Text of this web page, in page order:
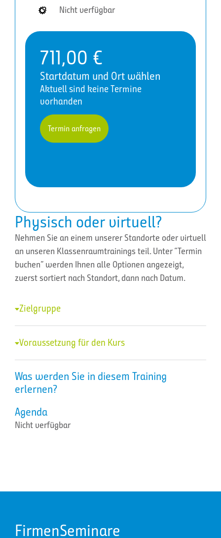
Physisch oder virtuell?
Nehmen Sie an einem unserer Standorte oder virtuell
an unseren Klassenraumtrainings teil. Unter “Termin
buchen” werden Ihnen alle Optionen angezeigt,
zuerst sortiert nach Standort, dann nach Datum.
Zielgruppe
Voraussetzung für den Kurs
Was werden Sie in diesem Training
erlernen?
Agenda
Nicht verfügbar
Nicht verfügbar
711,00 €
Startdatum und Ort wählen
Aktuell sind keine Termine
vorhanden
Termin anfragen
FirmenSeminare